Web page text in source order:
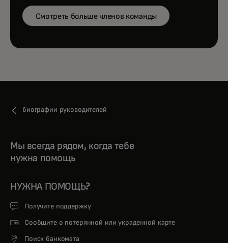
Смотреть больше членов команды
биографии руководителей
Мы всегда рядом, когда тебе
нужна помощь
НУЖНА ПОМОЩЬ?
Получите поддержку
Сообщите о потерянной или украденной карте
Поиск банкомата